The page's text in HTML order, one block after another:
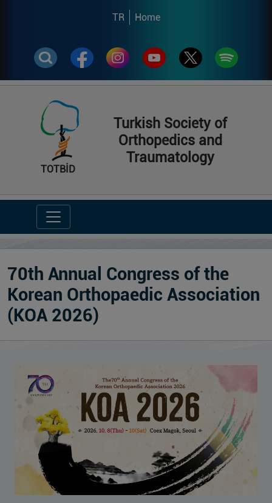
TR Home
TOTBİD
Turkish Society of
Orthopedics and
Traumatology
70th Annual Congress of the
Korean Orthopaedic Association
(KOA 2026)